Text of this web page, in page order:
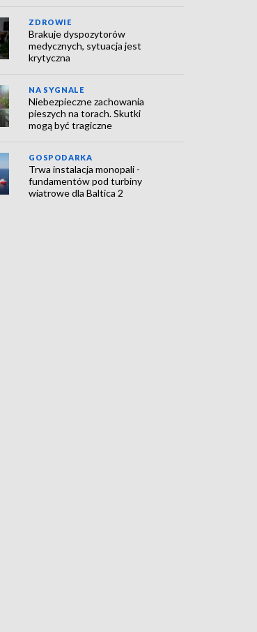
ZDROWIE
Brakuje dyspozytorów
medycznych, sytuacja jest
krytyczna
NA SYGNALE
Niebezpieczne zachowania
pieszych na torach. Skutki
mogą być tragiczne
GOSPODARKA
Trwa instalacja monopali -
fundamentów pod turbiny
wiatrowe dla Baltica 2